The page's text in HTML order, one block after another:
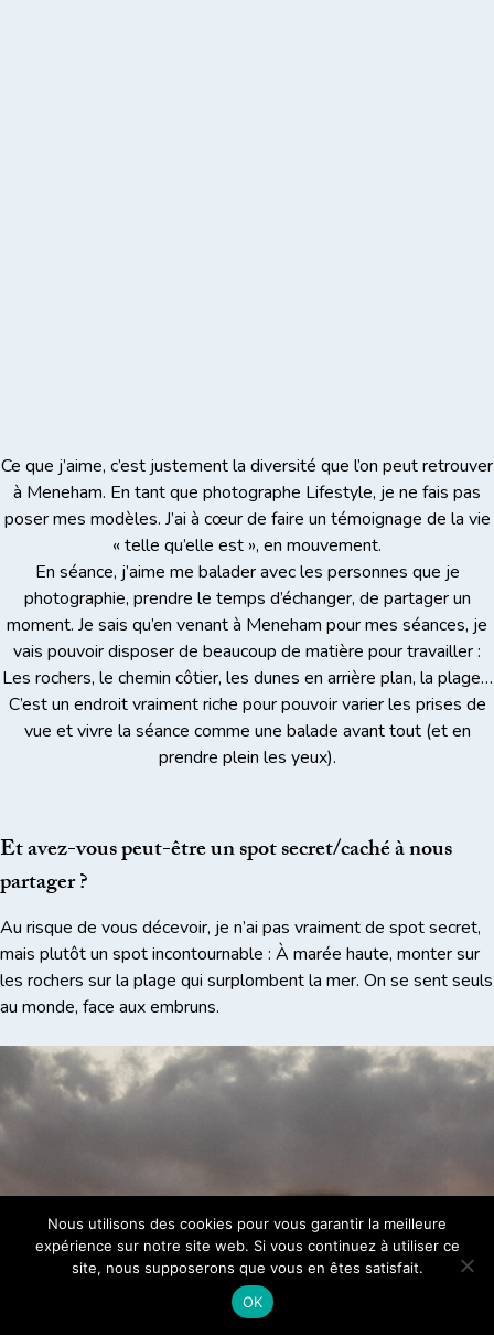
Ce que j’aime, c’est justement la diversité que l’on peut retrouver
à Meneham. En tant que photographe Lifestyle, je ne fais pas
poser mes modèles. J’ai à cœur de faire un témoignage de la vie
« telle qu’elle est », en mouvement.
En séance, j’aime me balader avec les personnes que je
photographie, prendre le temps d’échanger, de partager un
moment. Je sais qu’en venant à Meneham pour mes séances, je
vais pouvoir disposer de beaucoup de matière pour travailler :
Les rochers, le chemin côtier, les dunes en arrière plan, la plage…
C’est un endroit vraiment riche pour pouvoir varier les prises de
vue et vivre la séance comme une balade avant tout (et en
prendre plein les yeux).
Et avez-vous peut-être un spot secret/caché à nous
partager ?
Au risque de vous décevoir, je n’ai pas vraiment de spot secret,
mais plutôt un spot incontournable : À marée haute, monter sur
les rochers sur la plage qui surplombent la mer. On se sent seuls
au monde, face aux embruns.
Nous utilisons des cookies pour vous garantir la meilleure
expérience sur notre site web. Si vous continuez à utiliser ce
site, nous supposerons que vous en êtes satisfait.
OK